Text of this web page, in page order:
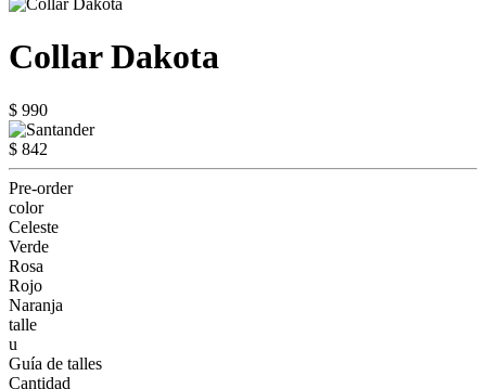
Collar Dakota
$ 990
$ 842
Pre-order
color
Celeste
Verde
Rosa
Rojo
Naranja
talle
u
Guía de talles
Cantidad